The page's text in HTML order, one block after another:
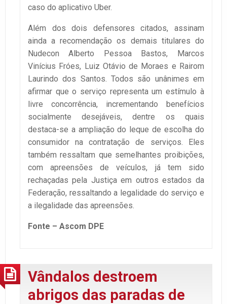
caso do aplicativo Uber.
Além dos dois defensores citados, assinam
ainda a recomendação os demais titulares do
Nudecon Alberto Pessoa Bastos, Marcos
Vinícius Fróes, Luiz Otávio de Moraes e Rairom
Laurindo dos Santos. Todos são unânimes em
afirmar que o serviço representa um estímulo à
livre concorrência, incrementando benefícios
socialmente desejáveis, dentre os quais
destaca-se a ampliação do leque de escolha do
consumidor na contratação de serviços. Eles
também ressaltam que semelhantes proibições,
com apreensões de veículos, já tem sido
rechaçadas pela Justiça em outros estados da
Federação, ressaltando a legalidade do serviço e
a ilegalidade das apreensões.
Fonte – Ascom DPE
Vândalos destroem
abrigos das paradas de